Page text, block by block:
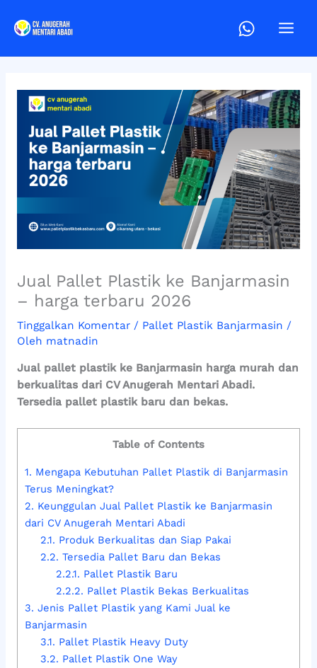
Jual Pallet Plastik ke Banjarmasin
– harga terbaru 2026
Tinggalkan Komentar / Pallet Plastik Banjarmasin /
Oleh matnadin
Jual pallet plastik ke Banjarmasin harga murah dan
berkualitas dari CV Anugerah Mentari Abadi.
Tersedia pallet plastik baru dan bekas.
Table of Contents
1. Mengapa Kebutuhan Pallet Plastik di Banjarmasin
Terus Meningkat?
2. Keunggulan Jual Pallet Plastik ke Banjarmasin
dari CV Anugerah Mentari Abadi
2.1. Produk Berkualitas dan Siap Pakai
2.2. Tersedia Pallet Baru dan Bekas
2.2.1. Pallet Plastik Baru
2.2.2. Pallet Plastik Bekas Berkualitas
3. Jenis Pallet Plastik yang Kami Jual ke
Banjarmasin
3.1. Pallet Plastik Heavy Duty
3.2. Pallet Plastik One Way